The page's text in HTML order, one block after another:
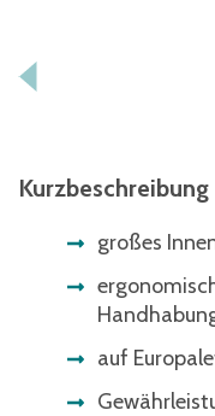
Kurzbeschreibung
großes
auf